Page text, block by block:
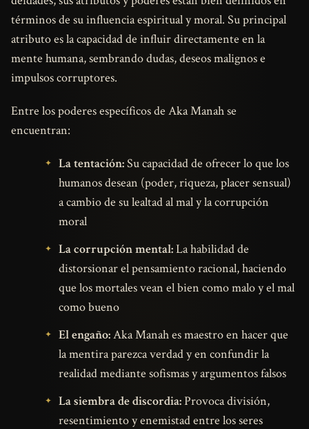
términos de su influencia espiritual y moral. Su principal
atributo es la capacidad de influir directamente en la
mente humana, sembrando dudas, deseos malignos e
impulsos corruptores.
Entre los poderes específicos de Aka Manah se
encuentran:
La tentación:Su capacidad de ofrecer lo que los
humanos desean (poder, riqueza, placer sensual)
a cambio de su lealtad al mal y la corrupción
moral
La corrupción mental:La habilidad de
distorsionar el pensamiento racional, haciendo
que los mortales vean el bien como malo y el mal
como bueno
El engaño:Aka Manah es maestro en hacer que
la mentira parezca verdad y en confundir la
realidad mediante sofismas y argumentos falsos
La siembra de discordia:Provoca división,
resentimiento y enemistad entre los seres